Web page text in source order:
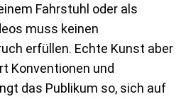
Fahrstuhl oder als
muss keinen
erfüllen. Echte Kunst aber
Konventionen und
das Publikum so, sich auf